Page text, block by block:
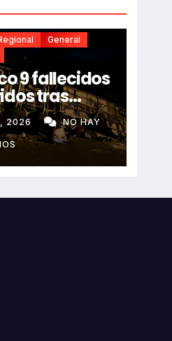
General
9 fallecidos
tras
despiste
Chancas
contra
2026 NO HAY